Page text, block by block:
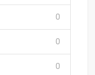
0
0
0